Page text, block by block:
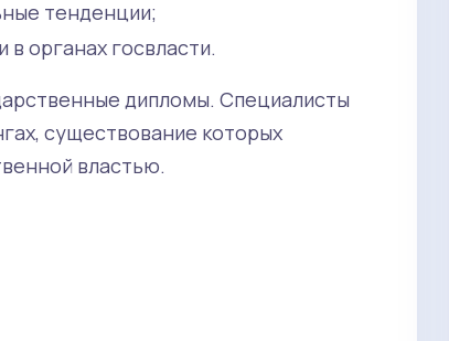
тенденции;
органах госвласти.
дипломы. Специалисты
существование которых
властью.